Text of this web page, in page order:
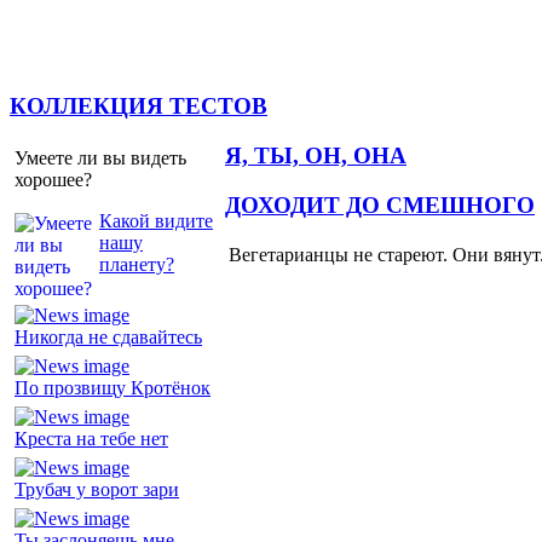
КОЛЛЕКЦИЯ ТЕСТОВ
Умеете ли вы видеть
хорошее?
Какой видите
нашу
планету?
Я, ТЫ, ОН, ОНА
Никогда не сдавайтесь
По прозвищу Кротёнок
Креста на тебе нет
Трубач у ворот зари
ДОХОДИТ ДО СМЕШНОГО
Вегетарианцы не стареют. Они